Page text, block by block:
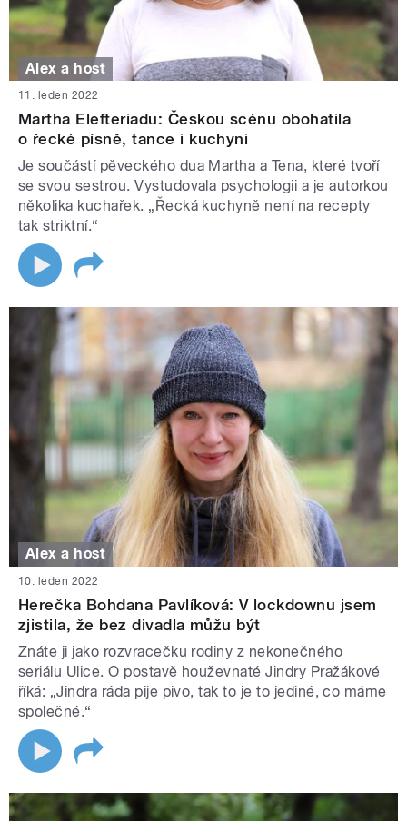
Alex a host
11. leden 2022
Martha Elefteriadu: Českou scénu obohatila
o řecké písně, tance i kuchyni
Je součástí pěveckého dua Martha a Tena, které tvoří
se svou sestrou. Vystudovala psychologii a je autorkou
několika kuchařek. „Řecká kuchyně není na recepty
tak striktní.“
Alex a host
10. leden 2022
Herečka Bohdana Pavlíková: V lockdownu jsem
zjistila, že bez divadla můžu být
Znáte ji jako rozvracečku rodiny z nekonečného
seriálu Ulice. O postavě houževnaté Jindry Pražákové
říká: „Jindra ráda pije pivo, tak to je to jediné, co máme
společné.“